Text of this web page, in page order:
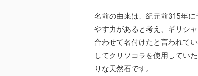
名前の由来は、紀元前315年に
やす力があると考え、ギリシ
合わせて名付けたと言われて
してクリソコラを使用してい
りな天然石です。